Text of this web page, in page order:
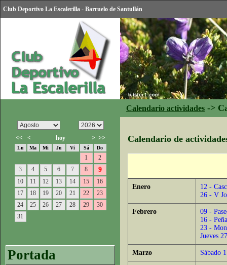
Club Deportivo La Escalerilla - Barruelo de Santullán
Calendario actividades ->
<< < hoy > >>
Lu Ma Mi Ju Vi Sá Do
1
2
3
4 5 6 7 8 9
10 11 12 13 14 15
16
17
18 19 20 21 22
23
24
25 26 27 28 29
30
31
Portada
Calendario de
Enero
12 -
26 - V
Febrero
09 -
16 -
23 -
Jueves
Marzo Sábado